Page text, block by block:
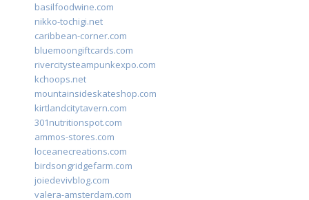
basilfoodwine.com
nikko-tochigi.net
caribbean-corner.com
bluemoongiftcards.com
rivercitysteampunkexpo.com
kchoops.net
mountainsideskateshop.com
kirtlandcitytavern.com
301nutritionspot.com
ammos-stores.com
loceanecreations.com
birdsongridgefarm.com
joiedevivblog.com
valera-amsterdam.com